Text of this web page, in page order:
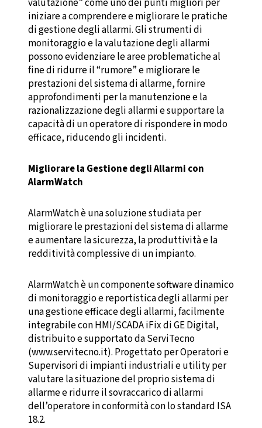
valutazione” come uno dei punti migliori per
iniziare a comprendere e migliorare le pratiche
di gestione degli allarmi. Gli strumenti di
monitoraggio e la valutazione degli allarmi
possono evidenziare le aree problematiche al
fine di ridurre il “rumore” e migliorare le
prestazioni del sistema di allarme, fornire
approfondimenti per la manutenzione e la
razionalizzazione degli allarmi e supportare la
capacità di un operatore di rispondere in modo
efficace, riducendo gli incidenti.
Migliorare la Gestione degli Allarmi con
AlarmWatch
AlarmWatch è una soluzione studiata per
migliorare le prestazioni del sistema di allarme
e aumentare la sicurezza, la produttività e la
redditività complessive di un impianto.
AlarmWatch è un componente software dinamico
di monitoraggio e reportistica degli allarmi per
una gestione efficace degli allarmi, facilmente
integrabile con HMI/SCADA iFix di GE Digital,
distribuito e supportato da ServiTecno
(www.servitecno.it). Progettato per Operatori e
Supervisori di impianti industriali e utility per
valutare la situazione del proprio sistema di
allarme e ridurre il sovraccarico di allarmi
dell’operatore in conformità con lo standard ISA
18.2.